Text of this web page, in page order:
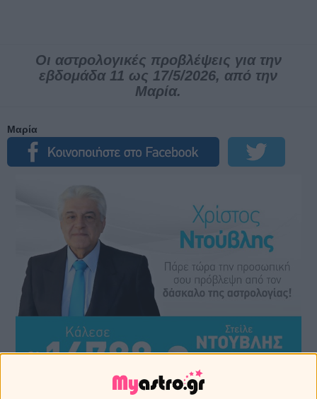
Οι αστρολογικές προβλέψεις για την
εβδομάδα 11 ως 17/5/2026, από την
Μαρία.
Μαρία